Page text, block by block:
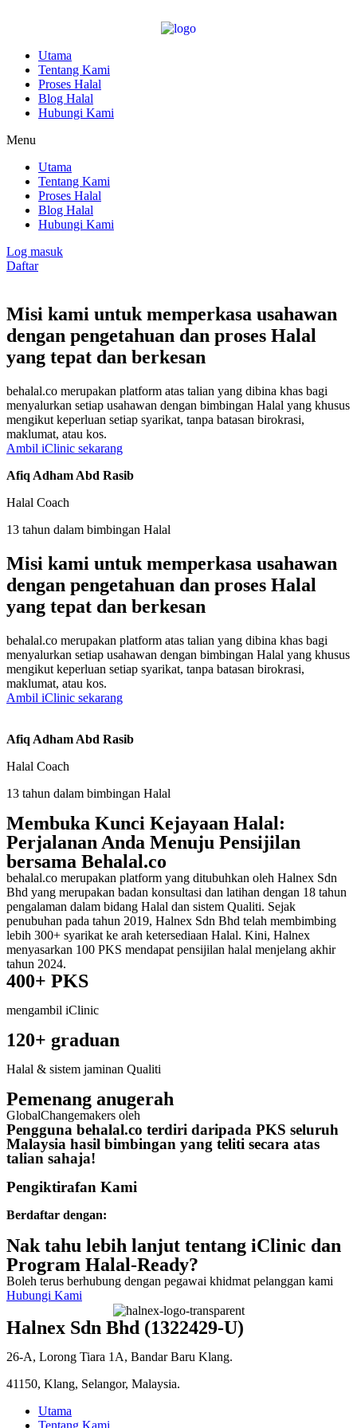
Utama
Tentang Kami
Proses Halal
Blog Halal
Hubungi Kami
Menu
Utama
Tentang Kami
Proses Halal
Blog Halal
Hubungi Kami
Log masuk
Daftar
Misi kami untuk memperkasa usahawan
dengan pengetahuan dan proses Halal
yang tepat dan berkesan
behalal.co merupakan platform atas talian yang dibina khas bagi
menyalurkan setiap usahawan dengan bimbingan Halal yang khusus
mengikut keperluan setiap syarikat, tanpa batasan birokrasi,
maklumat, atau kos.
Ambil iClinic sekarang
Afiq Adham Abd Rasib
Halal Coach
13 tahun dalam bimbingan Halal
Misi kami untuk memperkasa usahawan
dengan pengetahuan dan proses Halal
yang tepat dan berkesan
behalal.co merupakan platform atas talian yang dibina khas bagi
menyalurkan setiap usahawan dengan bimbingan Halal yang khusus
mengikut keperluan setiap syarikat, tanpa batasan birokrasi,
maklumat, atau kos.
Ambil iClinic sekarang
Afiq Adham Abd Rasib
Halal Coach
13 tahun dalam bimbingan Halal
Membuka Kunci Kejayaan Halal:
Perjalanan Anda Menuju Pensijilan
bersama Behalal.co
behalal.co merupakan platform yang ditubuhkan oleh Halnex Sdn
Bhd yang merupakan badan konsultasi dan latihan dengan 18 tahun
pengalaman dalam bidang Halal dan sistem Qualiti. Sejak
penubuhan pada tahun 2019, Halnex Sdn Bhd telah membimbing
lebih 300+ syarikat ke arah ketersediaan Halal. Kini, Halnex
menyasarkan 100 PKS mendapat pensijilan halal menjelang akhir
tahun 2024.
400+ PKS
mengambil iClinic
120+ graduan
Halal & sistem jaminan Qualiti
Pemenang anugerah
GlobalChangemakers oleh
Pengguna behalal.co terdiri daripada PKS seluruh
Malaysia hasil bimbingan yang teliti secara atas
talian sahaja!
Pengiktirafan Kami
Berdaftar dengan:
Nak tahu lebih lanjut tentang iClinic dan
Program Halal-Ready?
Boleh terus berhubung dengan pegawai khidmat pelanggan kami
Hubungi Kami
Halnex Sdn Bhd (1322429-U)
26-A, Lorong Tiara 1A, Bandar Baru Klang.
41150, Klang, Selangor, Malaysia.
Utama